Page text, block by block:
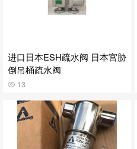
进口日本ESH疏水阀 日本宫胁
倒吊桶疏水阀
13